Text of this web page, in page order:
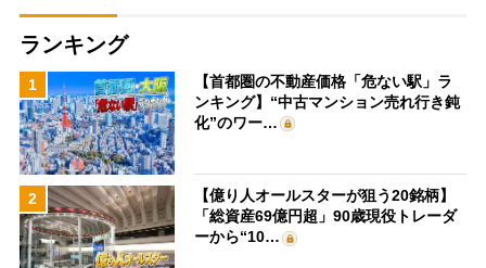
ランキング
1
【首都圏の不動産価格「危ない駅」ラ
ンキング】“中古マンション売れ行き鈍
化”のワー…
2
【億り人オールスターが狙う20銘柄】
「総資産69億円超」90歳現役トレーダ
ーから“10…